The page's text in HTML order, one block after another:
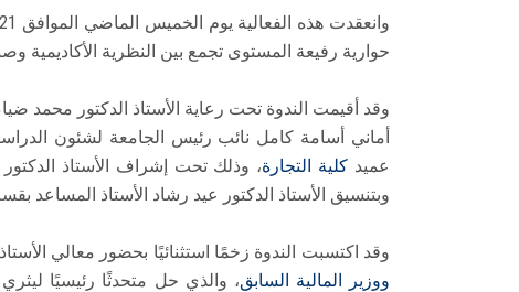
حوارية رفيعة المستوى تجمع بين النظرية الأكاديمية
​وقد أقيمت الندوة تحت رعاية الأستاذ الدكتور محمد
أماني أسامة كامل نائب رئيس الجامعة لشئون
عميد كلية التجارة، وذلك تحت إشراف الأستاذ
وبتنسيق الأستاذ الدكتور عيد رشاد الأستاذ المساعد
​وقد اكتسبت الندوة زخمًا استثنائيًا بحضور معالي
ووزير المالية السابق، والذي حل متحدثًا رئيسيًا